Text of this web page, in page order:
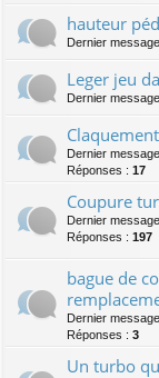
hauteur
Dernier
Leger jeu
Dernier
Dernier
Réponses : 17
Coupure
Dernier
Réponses : 197
bague de
Dernier
Réponses : 3
Un turbo